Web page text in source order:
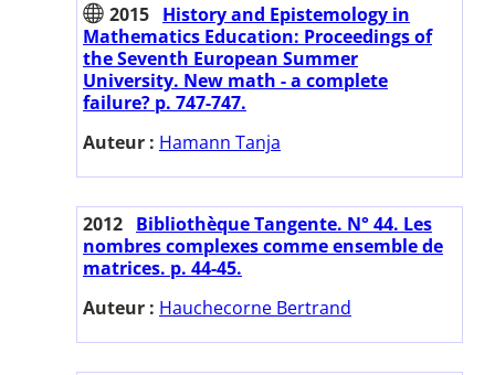
2015 History and Epistemology in
Mathematics Education: Proceedings of
the Seventh European Summer
University. New math - a complete
failure? p. 747-747.
Auteur : Hamann Tanja
2012 Bibliothèque Tangente. N° 44. Les
nombres complexes comme ensemble de
matrices. p. 44-45.
Auteur : Hauchecorne Bertrand